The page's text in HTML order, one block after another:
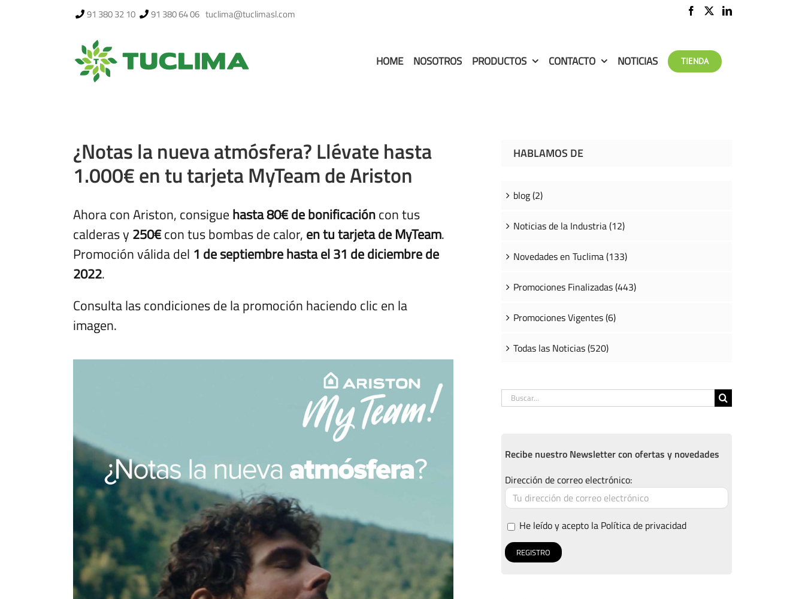
91 380 32 10 91 380 64 06 tuclima@tuclimasl.com
HOME NOSOTROS PRODUCTOS CONTACTO NOTICIAS TIENDA
¿Notas la nueva atmósfera? Llévate hasta
1.000€ en tu tarjeta MyTeam de Ariston
Ahora con Ariston, consigue hasta 80€ de bonificacióncon tus
calderas y 250€con tus bombas de calor, en tu tarjeta de MyTeam.
Promoción válida del 1 de septiembre hasta el 31 de diciembre de
2022.
Consulta las condiciones de la promoción haciendo clic en la
imagen.
HABLAMOS DE
blog (2)
Noticias de la Industria (12)
Novedades en Tuclima (133)
Promociones Finalizadas (443)
Promociones Vigentes (6)
Todas las Noticias (520)
Buscar:
Recibe nuestro Newsletter con ofertas y novedades
Dirección de correo electrónico:
He leído y acepto la Política de privacidad